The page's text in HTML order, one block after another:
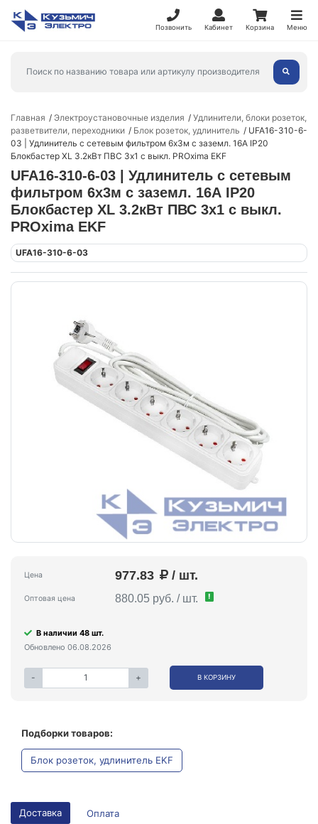
Позвонить Кабинет Корзина Меню
Главная Электроустановочные изделия
Удлинители, блоки розеток,
разветвители, переходники
Блок розеток, удлинитель
UFA16-310-6-
03 | Удлинитель с сетевым фильтром 6х3м с заземл. 16А IP20
Блокбастер XL 3.2кВт ПВС 3х1 с выкл. PROxima EKF
UFA16-310-6-03 | Удлинитель с сетевым
фильтром 6х3м с заземл. 16А IP20
Блокбастер XL 3.2кВт ПВС 3х1 с выкл.
PROxima EKF
UFA16-310-6-03
Цена 977.83 / шт.
Оптовая цена 880.05 руб. / шт. !
В наличии 48 шт.
Обновлено 06.08.2026
- + В КОРЗИНУ
Подборки товаров:
Блок розеток, удлинитель EKF
Доставка Оплата